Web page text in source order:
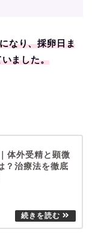
なり、採卵日ま
ました。
体外受精と顕微
？治療法を徹底